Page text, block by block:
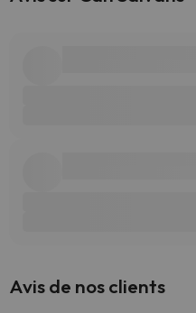
Avis de nos clients